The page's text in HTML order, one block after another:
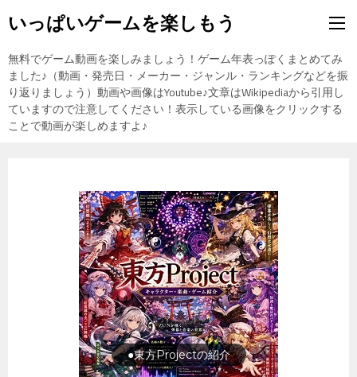
いっぱいゲームを楽しもう
無料でゲーム動画を楽しみましょう！ゲーム年表っぽくまとめてみ
ました♪（動画・発売日・メーカー・ジャンル・ランキングなどを振
り返りましょう）動画や画像はYoutube♪文章はWikipediaから引用し
ていますので注意してください！表示している画像をクリックする
ことで動画が楽しめますよ♪
旅行の前に旅行先をチェック